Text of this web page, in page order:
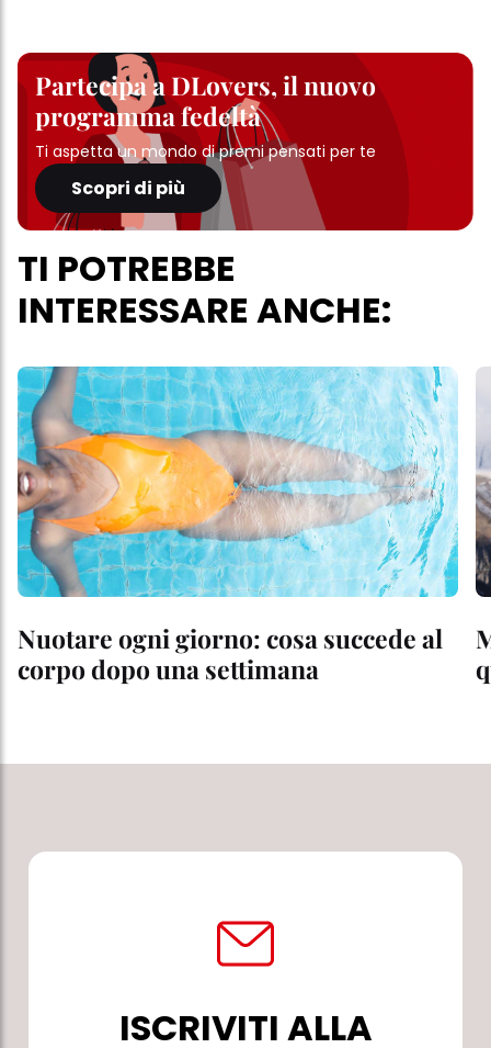
Partecipa a DLovers, il nuovo
programma fedeltà
Ti aspetta un mondo di premi pensati per te
Scopri di più
TI POTREBBE
INTERESSARE ANCHE:
Nuotare ogni giorno: cosa succede al
corpo dopo una settimana
ISCRIVITI ALLA